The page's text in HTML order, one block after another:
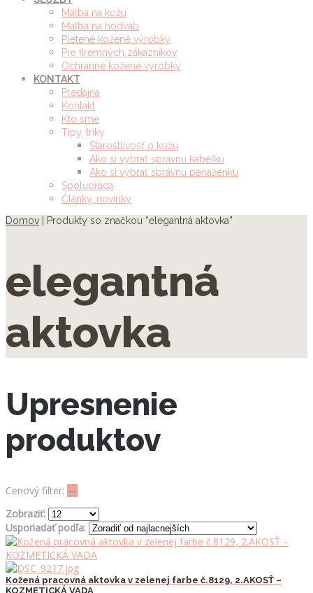
Maľba na kožu
Maľba na hodváb
Pletené kožené výrobky
Pre firemných zákazníkov
Ochranné kožené výrobky
KONTAKT
Predajňa
Kontakt
Kto sme
Tipy, triky
Starostlivosť o kožu
Ako si vybrať správnu kabelku
Ako si vybrať správnu peňaženku
Spolupráca
Články, novinky
Domov | Produkty so značkou “elegantná aktovka”
elegantná
aktovka
Upresnenie
produktov
Cenový filter: —
Zobraziť:
Usporiadať podľa:
Kožená pracovná aktovka v zelenej farbe č.8129, 2.AKOSŤ –
KOZMETICKÁ VADA